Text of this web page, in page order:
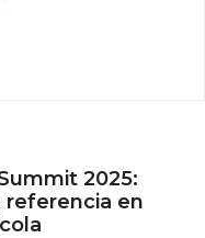
2025:
referencia en